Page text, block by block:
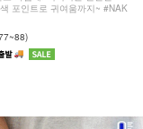
포인트로 귀여움까지~ #NAK